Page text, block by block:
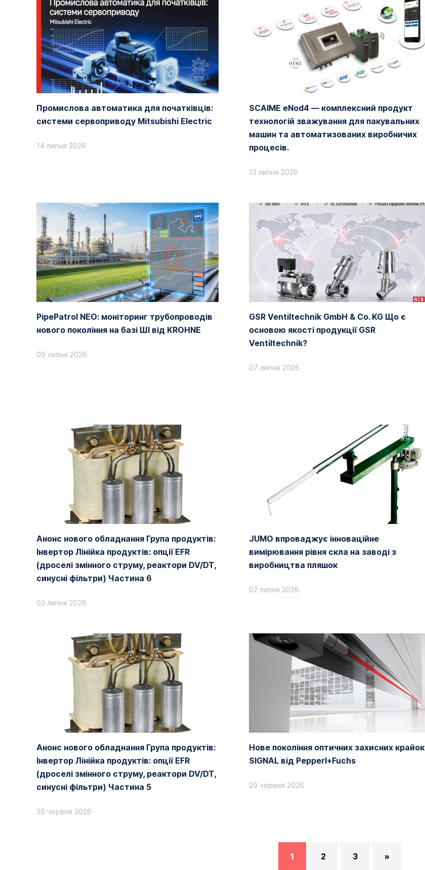
Промислова автоматика для початківців:
системи сервоприводу Mitsubishi Electric
14 липня 2026
SCAIME eNod4 — комплексний продукт
технологій зважування для пакувальних
машин та автоматизованих виробничих
процесів.
13 липня 2026
PipePatrol NEO: моніторинг трубопроводів
нового покоління на базі ШІ від KROHNE
09 липня 2026
GSR Ventiltechnik GmbH & Co. KG Що є
основою якості продукції GSR
Ventiltechnik?
07 липня 2026
Анонс нового обладнання Група продуктів:
Інвертор Лінійка продуктів: опції EFR
(дроселі змінного струму, реактори DV/DT,
синусні фільтри) Частина 6
03 липня 2026
JUMO впроваджує інноваційне
вимірювання рівня скла на заводі з
виробництва пляшок
02 липня 2026
Анонс нового обладнання Група продуктів:
Інвертор Лінійка продуктів: опції EFR
(дроселі змінного струму, реактори DV/DT,
синусні фільтри) Частина 5
30 червня 2026
Нове покоління оптичних захисних крайок
SIGNAL від Pepperl+Fuchs
29 червня 2026
1 2 3 »